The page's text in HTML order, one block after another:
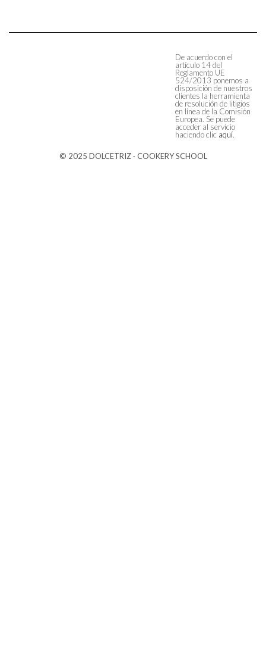
De acuerdo con el
artículo 14 del
Reglamento UE
524/2013 ponemos a
disposición de nuestros
clientes la herramienta
de resolución de litigios
en línea de la Comisión
Europea. Se puede
acceder al servicio
haciendo clic aquí.
© 2025 DOLCETRIZ · COOKERY SCHOOL